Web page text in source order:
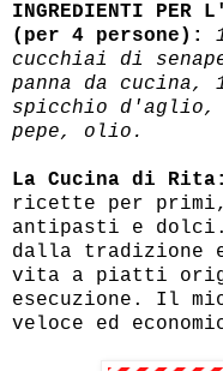
INGREDIENTI PER
(per 4 persone):
cucchiai di
panna da cucina,
spicchio d'aglio,
pepe, olio.
La Cucina di Rita:
ricette per
antipasti e dolci.
dalla tradizione
vita a piatti
esecuzione. Il
veloce ed